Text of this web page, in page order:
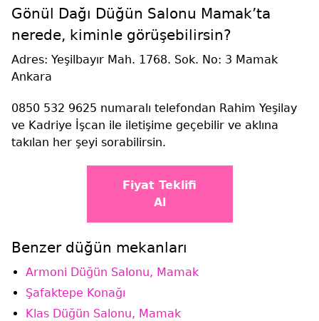
Gönül Dağı Düğün Salonu Mamak’ta
nerede, kiminle görüşebilirsin?
Adres: Yeşilbayır Mah. 1768. Sok. No: 3 Mamak
Ankara
0850 532 9625 numaralı telefondan Rahim Yeşilay
ve Kadriye İşcan ile iletişime geçebilir ve aklına
takılan her şeyi sorabilirsin.
Fiyat Teklifi
Al
Benzer düğün mekanları
Armoni Düğün Salonu, Mamak
Şafaktepe Konağı
Klas Düğün Salonu, Mamak